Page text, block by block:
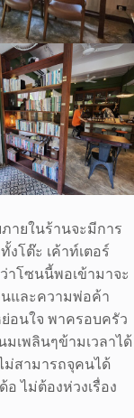
ายในร้านจะมีการ
งโต๊ะ เค้าท์เตอร์
าโซนนี้พอเข้ามาจะ
และความพ่อค้า
อนใจ พาครอบครัว
เพลินๆข้ามเวลาได้
ม่สามารถจุคนได้
ไม่ต้องห่วงเรื่อง